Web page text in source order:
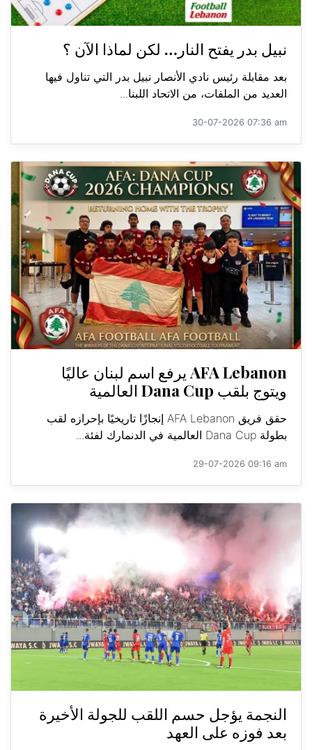
نبيل بدر يفتح النار… لكن لماذا الآن ؟
بعد مقابلة رئيس نادي الأنصار نبيل بدر التي تناول فيها
العديد من الملفات، من الاتحاد اللبنا...
30-07-2026 07:36 am
AFA Lebanon يرفع اسم لبنان عاليًا
ويتوج بلقب Dana Cup العالمية
حقق فريق AFA Lebanon إنجازًا تاريخيًا بإحرازه لقب
بطولة Dana Cup العالمية في الدنمارك لفئة...
29-07-2026 09:16 am
النجمة يؤجل حسم اللقب للجولة الأخيرة
بعد فوزه على العهد